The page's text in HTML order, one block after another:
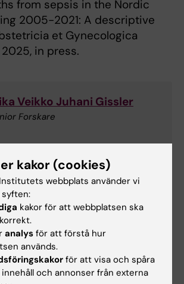
from sepsis in the Nordic
2005-2021: A descriptive
et Gynecologica
in press.
Veikko Juhani Gissler
Forskare
tillhörighet:
molekylär medicin och kirurgi
16
kakor (cookies)
webbplats använder vi
syften:
kakor för att webbplatsen ska
analys för att förstå hur
används.
för att visa och spåra
och annonser från externa